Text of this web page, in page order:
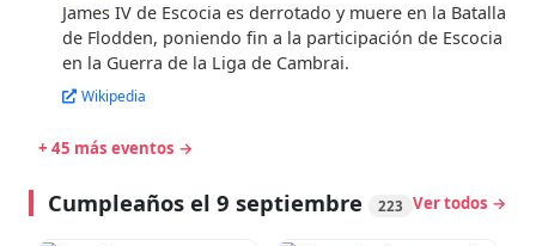
James IV de Escocia es derrotado y muere en la Batalla
de Flodden, poniendo fin a la participación de Escocia
en la Guerra de la Liga de Cambrai.
Wikipedia
+ 45 más eventos →
Cumpleaños el 9 septiembre 223 Ver todos →